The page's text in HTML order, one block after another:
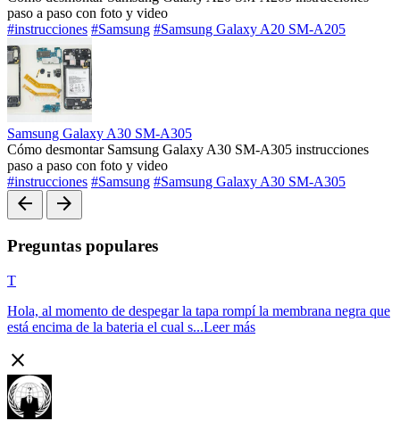
paso a paso con foto y video
#instrucciones #Samsung #Samsung Galaxy A20 SM-A205
Samsung Galaxy A30 SM-A305
Cómo desmontar Samsung Galaxy A30 SM-A305 instrucciones
paso a paso con foto y video
#instrucciones #Samsung #Samsung Galaxy A30 SM-A305
arrow_back arrow_forward
Preguntas populares
T
Hola, al momento de despegar la tapa rompí la membrana negra que
está encima de la bateria el cual s...Leer más
close